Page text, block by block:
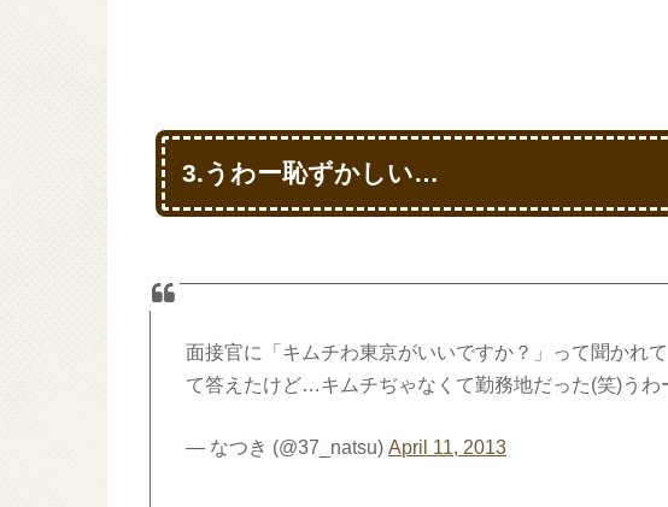
3.うわー恥ずかしい…
面接官に「キムチわ東京がいいですか？」って聞かれ
て答えたけど…キムチぢゃなくて勤務地だった(笑)うわ
— なつき (@37_natsu)April 11, 2013